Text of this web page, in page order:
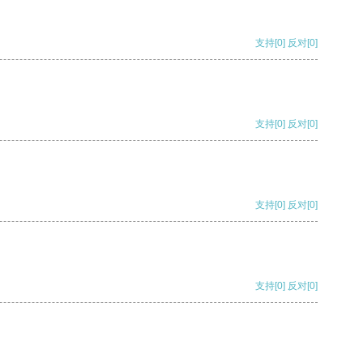
支持[0] 反对[0]
支持[0] 反对[0]
支持[0] 反对[0]
支持[0] 反对[0]